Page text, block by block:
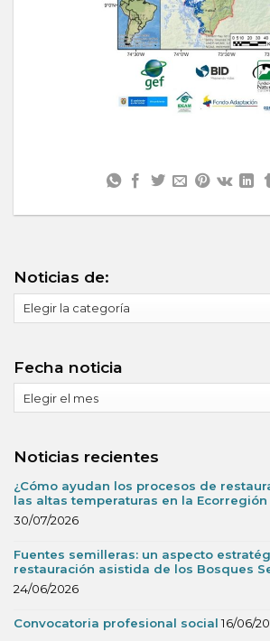
Noticias de:
de:
Fecha noticia
noticia
Noticias recientes
¿Cómo ayudan los procesos de
las altas temperaturas en la Ecorregión
30/07/2026
Fuentes semilleras: un aspecto
restauración asistida de los Bosques
24/06/2026
Convocatoria profesional social 16/06/